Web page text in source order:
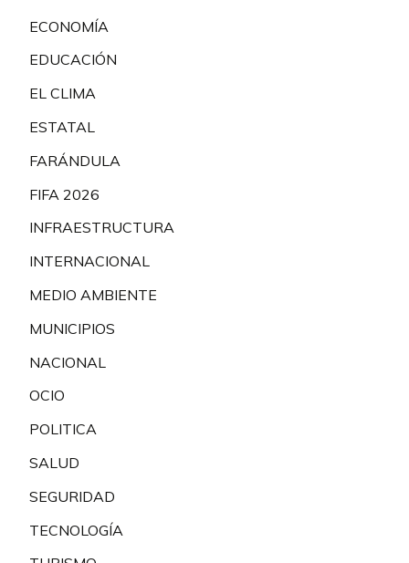
ECONOMÍA
EDUCACIÓN
EL CLIMA
ESTATAL
FARÁNDULA
FIFA 2026
INFRAESTRUCTURA
INTERNACIONAL
MEDIO AMBIENTE
MUNICIPIOS
NACIONAL
OCIO
POLITICA
SALUD
SEGURIDAD
TECNOLOGÍA